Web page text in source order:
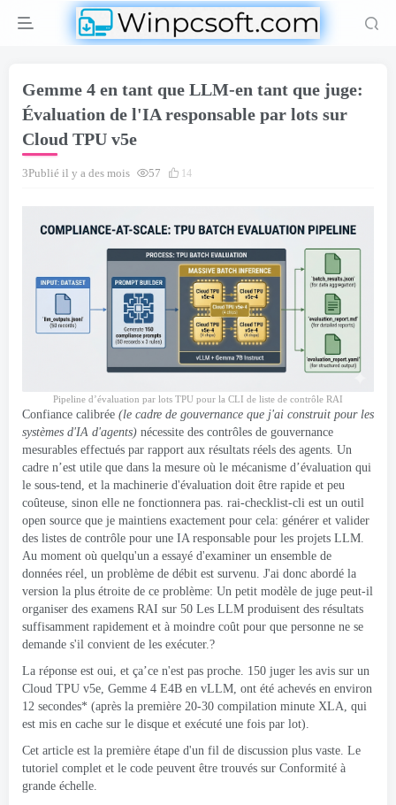
Gemme 4 en tant que LLM-en tant que juge:
Évaluation de l'IA responsable par lots sur
Cloud TPU v5e
3Publié il y a des mois 57 14
Pipeline d’évaluation par lots TPU pour la CLI de liste de contrôle RAI
Confiance calibrée (le cadre de gouvernance que j'ai construit pour les
systèmes d'IA d'agents) nécessite des contrôles de gouvernance
mesurables effectués par rapport aux résultats réels des agents. Un
cadre n’est utile que dans la mesure où le mécanisme d’évaluation qui
le sous-tend, et la machinerie d'évaluation doit être rapide et peu
coûteuse, sinon elle ne fonctionnera pas. rai-checklist-cli est un outil
open source que je maintiens exactement pour cela: générer et valider
des listes de contrôle pour une IA responsable pour les projets LLM.
Au moment où quelqu'un a essayé d'examiner un ensemble de
données réel, un problème de débit est survenu. J'ai donc abordé la
version la plus étroite de ce problème: Un petit modèle de juge peut-il
organiser des examens RAI sur 50 Les LLM produisent des résultats
suffisamment rapidement et à moindre coût pour que personne ne se
demande s'il convient de les exécuter.?
La réponse est oui, et ça’ce n'est pas proche. 150 juger les avis sur un
Cloud TPU v5e, Gemme 4 E4B en vLLM, ont été achevés en environ
12 secondes* (après la première 20-30 compilation minute XLA, qui
est mis en cache sur le disque et exécuté une fois par lot).
Cet article est la première étape d'un fil de discussion plus vaste. Le
tutoriel complet et le code peuvent être trouvés sur Conformité à
grande échelle.